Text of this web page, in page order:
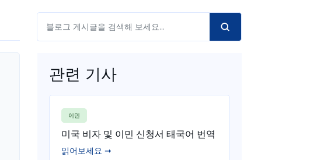
관련 기사
이민
미국 비자 및 이민 신청서 태국어 번역
읽어보세요 ➞